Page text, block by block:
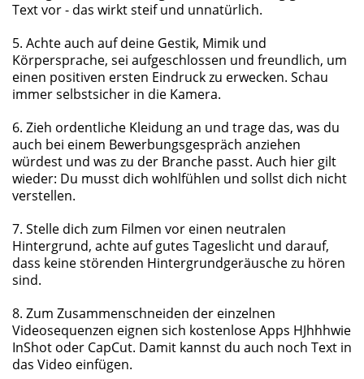
Text vor - das wirkt steif und unnatürlich.
5. Achte auch auf deine Gestik, Mimik und
Körpersprache, sei aufgeschlossen und freundlich, um
einen positiven ersten Eindruck zu erwecken. Schau
immer selbstsicher in die Kamera.
6. Zieh ordentliche Kleidung an und trage das, was du
auch bei einem Bewerbungsgespräch anziehen
würdest und was zu der Branche passt. Auch hier gilt
wieder: Du musst dich wohlfühlen und sollst dich nicht
verstellen.
7. Stelle dich zum Filmen vor einen neutralen
Hintergrund, achte auf gutes Tageslicht und darauf,
dass keine störenden Hintergrundgeräusche zu hören
sind.
8. Zum Zusammenschneiden der einzelnen
Videosequenzen eignen sich kostenlose Apps HJhhhwie
InShot oder CapCut. Damit kannst du auch noch Text in
das Video einfügen.